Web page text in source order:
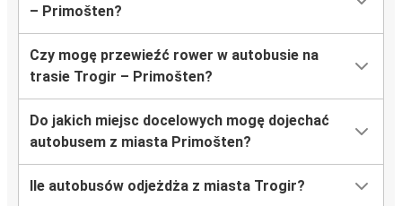
– Primošten?
Czy mogę przewieźć rower w autobusie na
trasie Trogir – Primošten?
Do jakich miejsc docelowych mogę dojechać
autobusem z miasta Primošten?
Ile autobusów odjeżdża z miasta Trogir?